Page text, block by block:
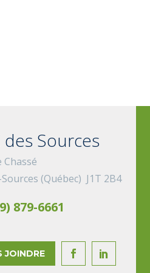
des Sources
Chassé
(Québec) J1T 2B4
879-6661
JOINDRE  